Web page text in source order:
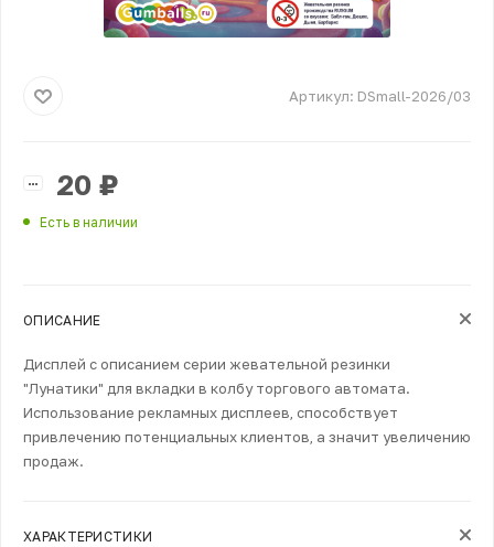
Артикул: DSmall-2026/03
20 ₽
Есть в наличии
ОПИСАНИЕ
Дисплей с описанием серии жевательной резинки
"Лунатики" для вкладки в колбу торгового автомата.
Использование рекламных дисплеев, способствует
привлечению потенциальных клиентов, а значит увеличению
продаж.
ХАРАКТЕРИСТИКИ